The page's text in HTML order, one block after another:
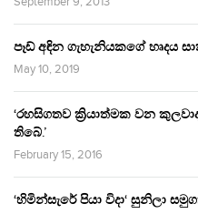
පෑඩ් අඳින ගැහැනියකගේ හෘදය
May 10, 2019
‘රහසිගතව ක්‍රියාත්මක වන
තිබේ.’
February 15, 2016
‘හිමින්සැරේ පියා විදා‘ සුනිලා